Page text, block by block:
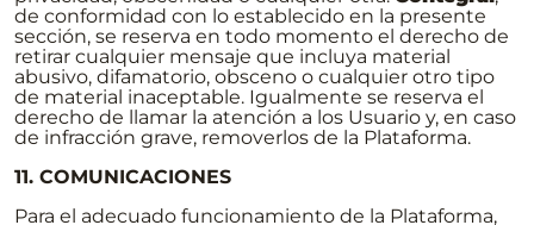
de conformidad con lo establecido en la presente
sección, se reserva en todo momento el derecho de
retirar cualquier mensaje que incluya material
abusivo, difamatorio, obsceno o cualquier otro tipo
de material inaceptable. Igualmente se reserva el
derecho de llamar la atención a los Usuario y, en caso
de infracción grave, removerlos de la Plataforma.
11. COMUNICACIONES
Para el adecuado funcionamiento de la Plataforma,